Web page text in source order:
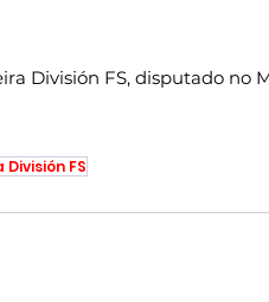
División FS, disputado no
FS